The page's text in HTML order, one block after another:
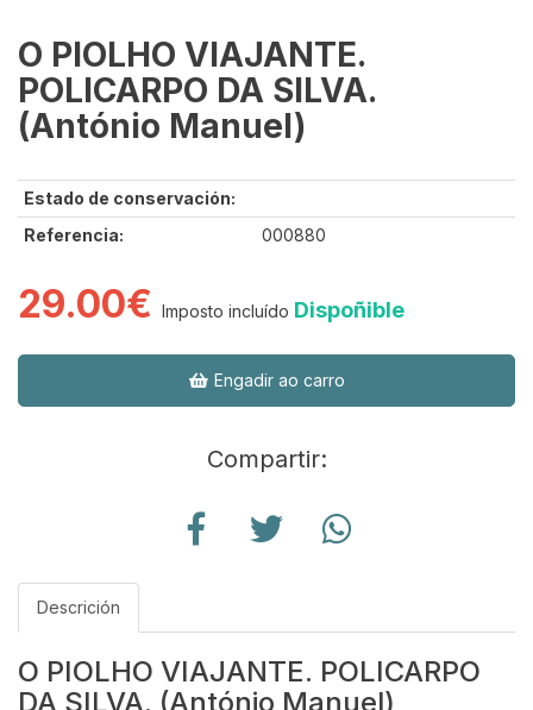
O PIOLHO VIAJANTE.
POLICARPO DA SILVA.
(António Manuel)
Estado de conservación:
Referencia:
000880
29.00€ Imposto incluído Dispoñible
Engadir ao carro
Compartir:
Descrición
O PIOLHO VIAJANTE. POLICARPO
DA SILVA. (António Manuel)